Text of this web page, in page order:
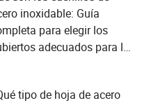
inoxidable: Guía
para elegir los
adecuados para las
tipo de hoja de acero